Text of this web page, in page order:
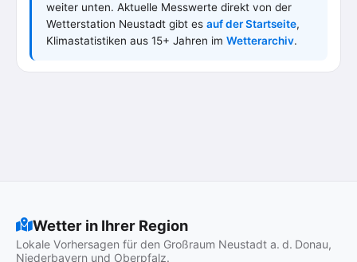
weiter unten. Aktuelle Messwerte direkt von der
Wetterstation Neustadt gibt es auf der Startseite,
Klimastatistiken aus 15+ Jahren im Wetterarchiv.
Wetter in Ihrer Region
Lokale Vorhersagen für den Großraum Neustadt a. d. Donau,
Niederbayern und Oberpfalz.